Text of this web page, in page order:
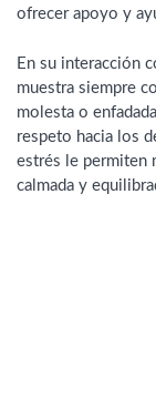
ofrecer apoyo y
En su interacción
muestra siempre
molesta o
respeto hacia los
estrés le permiten
calmada y